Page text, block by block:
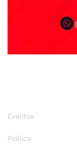
Eventos
Política